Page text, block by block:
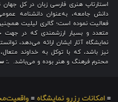
استارتاپ هنری فارسی زبان در کل
دانش جامعه، به‌عنوان دانشنامه
فعالیت نموده است؛ گالری لیلیت همچنین
متعدد و بسیار ارزشمندی که در جهت
نمایشگاه آثار ایشان ارائه می‌دهد،
نیز باشد، که با توکل به خداوند
محترم فرهنگ و هنر بوده و می‌باشد. .:
≡ امکانات رزرو نمایشگاه ≡